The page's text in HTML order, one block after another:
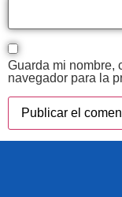
Guarda mi nombre,
navegador para la